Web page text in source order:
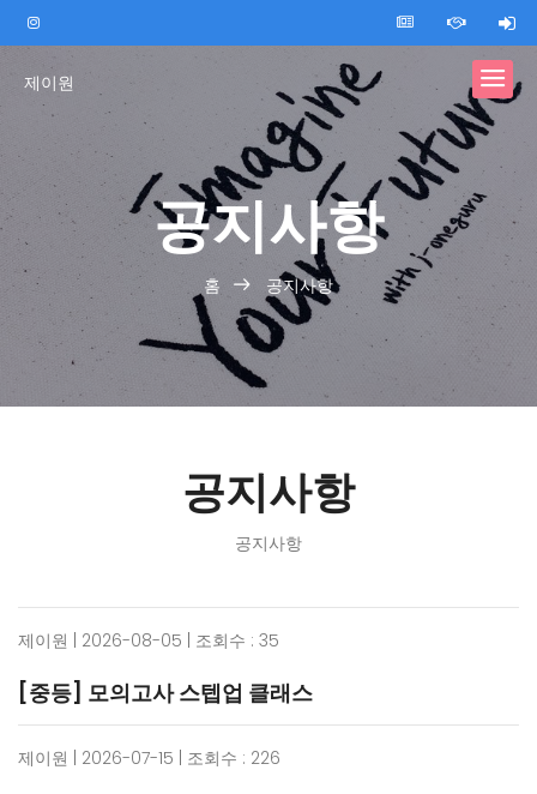
제이원
공지사항
홈 공지사항
공지사항
공지사항
제이원 | 2026-08-05 | 조회수 : 35
[중등] 모의고사 스텝업 클래스
제이원 | 2026-07-15 | 조회수 : 226